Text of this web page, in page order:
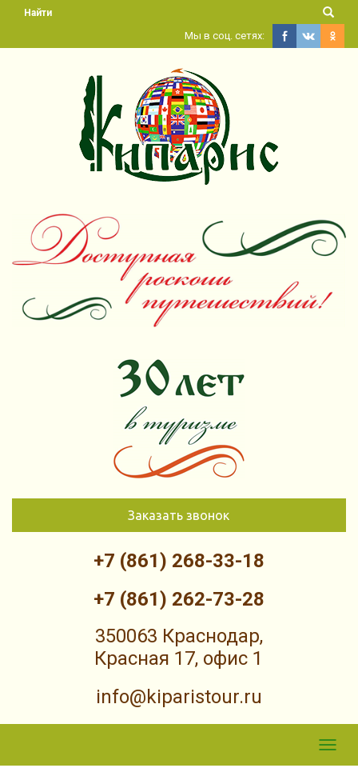
Найти
Мы в соц. сетях:
Заказать звонок
+7 (861) 268-33-18
+7 (861) 262-73-28
350063 Краснодар,
Красная 17, офис 1
info@kiparistour.ru
Skip to